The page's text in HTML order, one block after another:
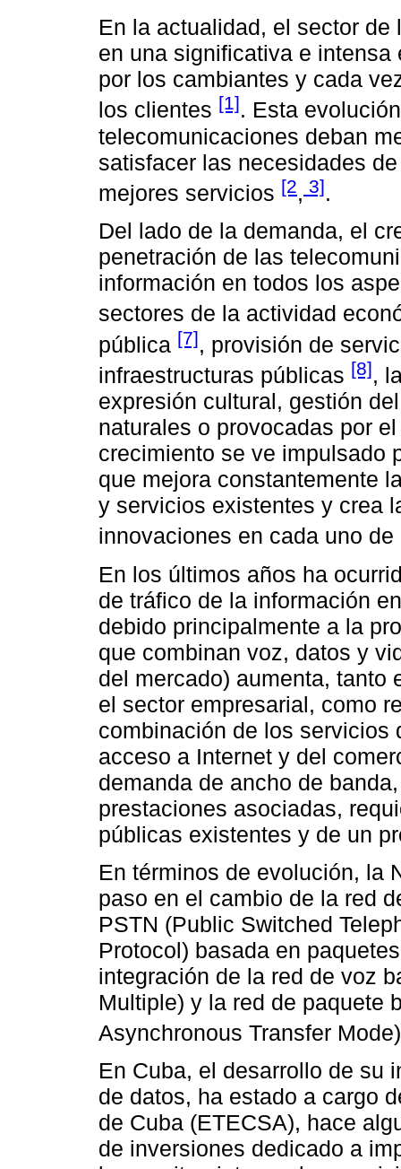
En la actualidad, el sector
en una significativa e
por los cambiantes y cada
los clientes [1]. Esta
telecomunicaciones deban
satisfacer las necesidades
mejores servicios [2, 3].
Del lado de la demanda, el
penetración de las
información en todos los
sectores de la actividad
pública [7], provisión de
infraestructuras públicas [8],
expresión cultural, gestión
naturales o provocadas por
crecimiento se ve impulsado
que mejora constantemente
y servicios existentes y crea
innovaciones en cada uno
En los últimos años ha
de tráfico de la información
debido principalmente a la
que combinan voz, datos y
del mercado) aumenta, tanto
el sector empresarial, como
combinación de los servicios
acceso a Internet y del
demanda de ancho de
prestaciones asociadas,
públicas existentes y de un
En términos de evolución, la
paso en el cambio de la red
PSTN (Public Switched
Protocol) basada en
integración de la red de voz
Multiple) y la red de paquete
Asynchronous Transfer
En Cuba, el desarrollo de su
de datos, ha estado a cargo
de Cuba (ETECSA), hace
de inversiones dedicado a